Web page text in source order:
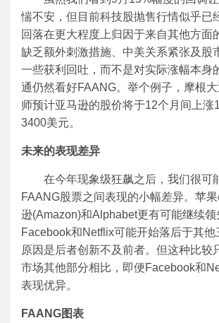
惴不安，但目前科技股抛售行情似乎已
回落在更大程度上归因于来自其他方面
缺乏额外刺激措施、中美关系紧张及股
一些获利回吐，而不是对实际涨幅本身
通仍然看好FAANG。举个例子，摩根
师预计亚马逊的股价将于12个月间上涨
3400美元。
未来的表现差异
在今年现象级狂飙之后，我们很可
FAANG股票之间表现的小幅差异。苹
逊(Amazon)和Alphabet更有可能继续领
Facebook和Netflix可能开始落后于其
原因是后者创新不及前者。但这种比较
市场其他部分相比，即便Facebook和
表现优异。
FAANG图表